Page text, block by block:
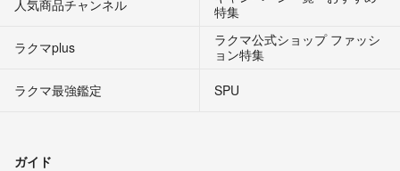
人気商品チャンネル
特集
ラクマplus
ラクマ公式ショップ ファッシ
ョン特集
ラクマ最強鑑定
SPU
ガイド